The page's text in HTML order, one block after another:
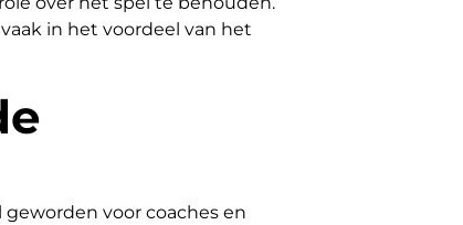
in het voordeel van het
voor coaches en